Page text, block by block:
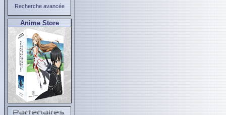
Recherche avancée
Anime Store